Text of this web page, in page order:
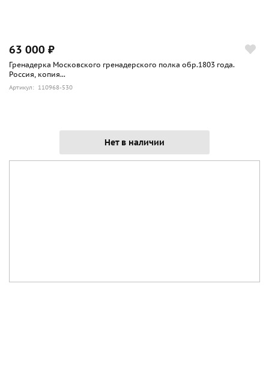
63 000 ₽
Гренадерка Московского гренадерского полка обр.1803 года.
Россия, копия...
Артикул: 110968-530
Нет в наличии